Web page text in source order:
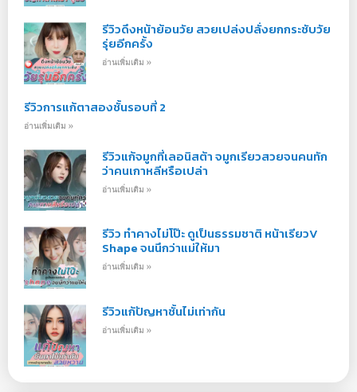
รีวิวดึงหน้าย้อนวัย สวยเปล่งปลั่งยกกระชับวัย
รุ่ยอีกครั้ง
อ่านเพิ่มเติม »
รีวิวการแก้ตาสองชั้นรอบที่ 2
อ่านเพิ่มเติม »
รีวิวแก้จมูกที่เลอนิสต้า จมูกเรียวสวยจนคนทัก
ว่าคนเกาหลีหรือเปล่า
อ่านเพิ่มเติม »
รีวิว ทำคางไม่โป๊ะ ดูเป็นธรรมชาติ หน้าเรียวV
Shape จนนึกว่าแม่ให้มา
อ่านเพิ่มเติม »
รีวิวแก้ปัญหาชั้นไม่เท่ากัน
อ่านเพิ่มเติม »